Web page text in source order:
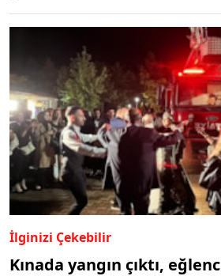
İlginizi Çekebilir
Kınada yangın çıktı,